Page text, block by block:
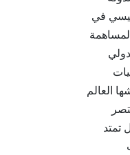
في
العالم
تمتد